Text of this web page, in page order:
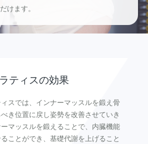
けます。
ティスの効果
スでは、インナーマッスルを鍛え骨
き位置に戻し姿勢を改善させていき
マッスルを鍛えることで、内臓機能
ことができ、基礎代謝を上げること